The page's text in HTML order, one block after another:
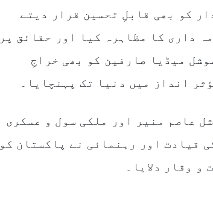
کو بھی قابلِ تحسین قرار دیتے
داری کا مظاہرہ کیا اور حقائق پر
میڈیا صارفین کو بھی خراجِ
انداز میں دنیا تک پہنچایا۔
عاصم منیر اور ملکی سول و عسکری
قیادت اور رہنمائی نے پاکستان کو
وقار دلایا۔